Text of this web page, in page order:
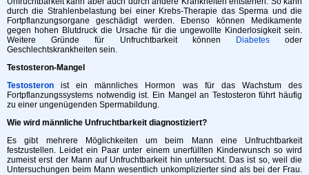
durch die Strahlenbelastung bei einer Krebs-Therapie das Sperma und die
Fortpflanzungsorgane geschädigt werden. Ebenso können Medikamente
gegen hohen Blutdruck die Ursache für die ungewollte Kinderlosigkeit sein.
Weitere Gründe für Unfruchtbarkeit können
Diabetesoder
Geschlechtskrankheiten sein.
Testosteron-Mangel
Testosteron ist ein männliches Hormon was für das Wachstum des
Fortpflanzungssystems notwendig ist. Ein Mangel an Testosteron führt häufig
zu einer ungenügenden Spermabildung.
Wie wird männliche Unfruchtbarkeit diagnostiziert?
Es gibt mehrere Möglichkeiten um beim Mann eine Unfruchtbarkeit
festzustellen. Leidet ein Paar unter einem unerfüllten Kinderwunsch so wird
zumeist erst der Mann auf Unfruchtbarkeit hin untersucht. Das ist so, weil die
Untersuchungen beim Mann wesentlich unkomplizierter sind als bei der Frau.